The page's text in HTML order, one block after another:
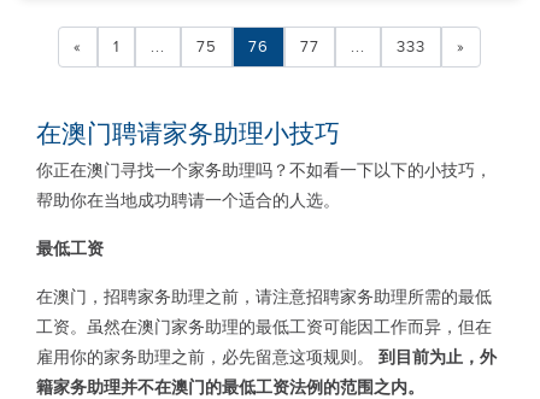
« 1 ... 75 76 77 ... 333 »
在澳门聘请家务助理小技巧
你正在澳门寻找一个家务助理吗？不如看一下以下的小技巧，
帮助你在当地成功聘请一个适合的人选。
最低工资
在澳门，招聘家务助理之前，请注意招聘家务助理所需的最低
工资。虽然在澳门家务助理的最低工资可能因工作而异，但在
雇用你的家务助理之前，必先留意这项规则。 到 目前为止，外
籍家务助理并不在澳门的最低工资法例的范围之内。